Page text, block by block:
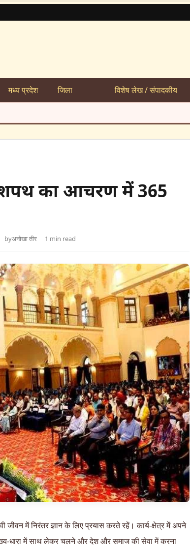
मध्य प्रदेश जिला विशेष लेख / संपादकीय
शपथ का आचरण में 365
byअनोखा तीर 1 min read
जीवन में निरंतर ज्ञान के लिए प्रयास करते रहें। कार्य-क्षेत्र में अपने
धारा में साथ लेकर चलने और देश और समाज की सेवा में करना